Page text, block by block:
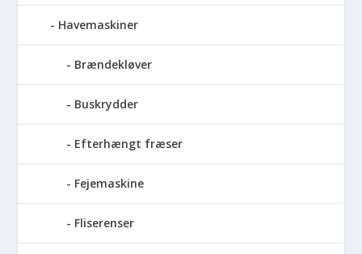
Havemaskiner
Brændekløver
Buskrydder
Efterhængt fræser
Fejemaskine
Fliserenser